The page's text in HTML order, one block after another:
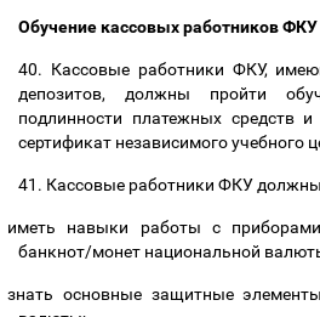
Обучение кассовых работников ФКУ
40. Кассовые работники ФКУ,
депозитов, должны пройти
подлинности платежных средств
сертификат независимого учебного
41. Кассовые работники ФКУ
иметь навыки работы с
банкнот/монет национальной
знать основные защитные